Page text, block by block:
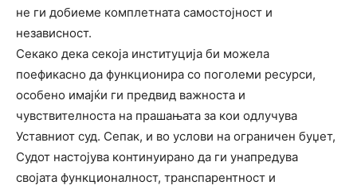
не ги добиеме комплетната самостојност и
независност.
Секако дека секоја институција би можела
поефикасно да функционира со поголеми ресурси,
особено имајќи ги предвид важноста и
чувствителноста на прашањата за кои одлучува
Уставниот суд. Сепак, и во услови на ограничен буџет,
Судот настојува континуирано да ги унапредува
својата функционалност, транспарентност и